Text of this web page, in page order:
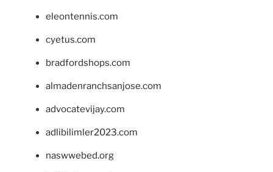
eleontennis.com
cyetus.com
bradfordshops.com
almadenranchsanjose.com
advocatevijay.com
adlibilimler2023.com
naswwebed.org